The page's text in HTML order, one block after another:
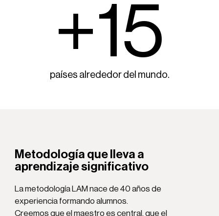
+15
países alrededor del mundo.
Metodología que lleva a
aprendizaje significativo
La metodología LAM nace de 40 años de
experiencia formando alumnos.
Creemos que el maestro es central, que el